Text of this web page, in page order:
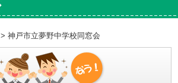
> 神戸市立夢野中学校同窓会